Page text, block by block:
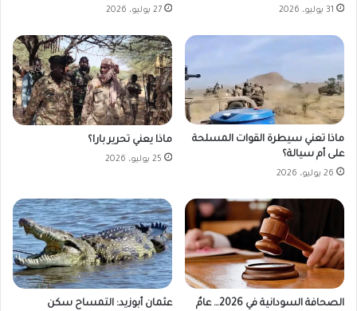
31 يوليو، 2026 27 يوليو، 2026
ماذا تعني سيطرة القوات المسلحة
على أم سيالة؟
26 يوليو، 2026
ماذا يعني تحرير بارا؟
25 يوليو، 2026
الصحافة السودانية في 2026… عامٌ
عثمان أبوزيد: التمساح سكن